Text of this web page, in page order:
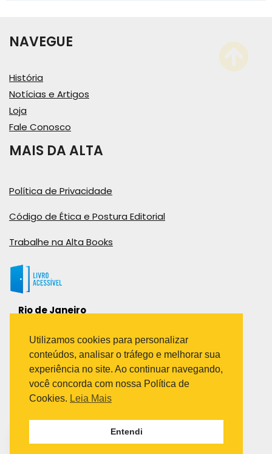
NAVEGUE
História
Notícias e Artigos
Loja
Fale Conosco
MAIS DA ALTA
Política de Privacidade
Código de Ética e Postura Editorial
Trabalhe na Alta Books
Rio de Janeiro
Bairro Industrial do Jacaré
Rio de Janeiro – RJ – CEP: 20970-031
Telefone:
(21) 3278-8069
(21) 3995-7512
Avenida Paulista 1636 / sala 1407
Utilizamos cookies para personalizar
conteúdos, analisar o tráfego e melhorar sua
experiência no site. Ao continuar navegando,
você concorda com nossa Política de
Cookies. Leia Mais
Entendi